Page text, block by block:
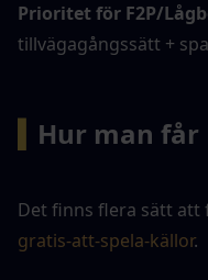
Prioritet för F2P/
tillvägagångssätt +
Hur man får
Det finns flera sätt att
gratis-att-spela-källor.